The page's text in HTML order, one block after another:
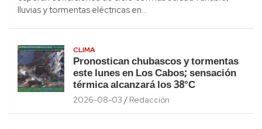
lluvias y tormentas eléctricas en…
CLIMA
Pronostican chubascos y tormentas
este lunes en Los Cabos; sensación
térmica alcanzará los 38°C
2026-08-03 Redacción